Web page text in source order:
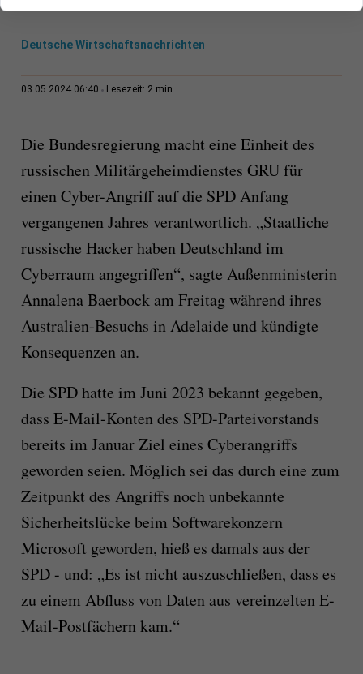
Deutsche Wirtschaftsnachrichten
03.05.2024 06:40 Lesezeit: 2 min
Die Bundesregierung macht eine Einheit des
russischen Militärgeheimdienstes GRU für
einen Cyber-Angriff auf die SPD Anfang
vergangenen Jahres verantwortlich. „Staatliche
russische Hacker haben Deutschland im
Cyberraum angegriffen“, sagte Außenministerin
Annalena Baerbock am Freitag während ihres
Australien-Besuchs in Adelaide und kündigte
Konsequenzen an.
Die SPD hatte im Juni 2023 bekannt gegeben,
dass E-Mail-Konten des SPD-Parteivorstands
bereits im Januar Ziel eines Cyberangriffs
geworden seien. Möglich sei das durch eine zum
Zeitpunkt des Angriffs noch unbekannte
Sicherheitslücke beim Softwarekonzern
Microsoft geworden, hieß es damals aus der
SPD - und: „Es ist nicht auszuschließen, dass es
zu einem Abfluss von Daten aus vereinzelten E-
Mail-Postfächern kam.“